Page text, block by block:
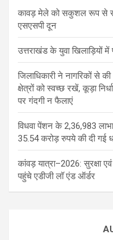
कावड़ मेले को सकुशल रूप से
एसएसपी दून
उत्तराखंड के युवा खिलाड़ियों में
जिलाधिकारी ने नागरिकों से
क्षेत्रों को स्वच्छ रखें, कूड़ा
पर गंदगी न फैलाएं
विधवा पेंशन के 2,36,983
35.54 करोड़ रुपये की दी गई
कांवड़ यात्रा–2026: सुरक्षा
पहुंचे एडीजी लॉ एंड ऑर्डर